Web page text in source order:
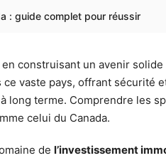
: guide complet pour réussir
construisant un avenir
vaste pays, offrant
long terme. Comprendre
celui du Canada.
de l’investissement